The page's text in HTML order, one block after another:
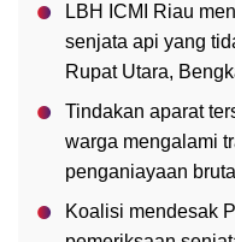
LBH ICMI Riau
senjata api yang
Rupat Utara,
Tindakan aparat
warga mengalami
penganiayaan
Koalisi mendesak